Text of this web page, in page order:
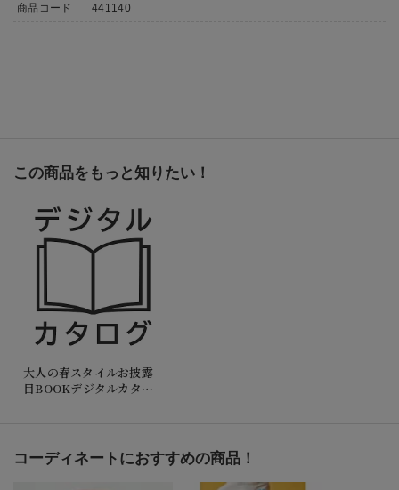
商品コード 441140
この商品をもっと知りたい！
大人の春スタイルお披露
目BOOKデジタルカタロ
コーディネートにおすすめの商品！